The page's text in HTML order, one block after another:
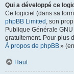
Qui a développé ce
Ce logiciel (dans sa
phpBB Limited , son
Publique Générale
gratuitement. Pour plus
À propos de phpBB»
Haut